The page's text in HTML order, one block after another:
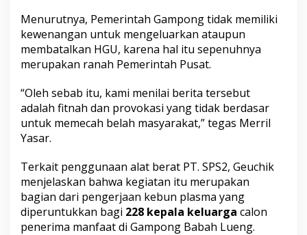
Menurutnya, Pemerintah Gampong tidak memiliki
kewenangan untuk mengeluarkan ataupun
membatalkan HGU, karena hal itu sepenuhnya
merupakan ranah Pemerintah Pusat.
“Oleh sebab itu, kami menilai berita tersebut
adalah fitnah dan provokasi yang tidak berdasar
untuk memecah belah masyarakat,” tegas Merril
Yasar.
Terkait penggunaan alat berat PT. SPS2, Geuchik
menjelaskan bahwa kegiatan itu merupakan
bagian dari pengerjaan kebun plasma yang
diperuntukkan bagi 228 kepala keluarga calon
penerima manfaat di Gampong Babah Lueng.